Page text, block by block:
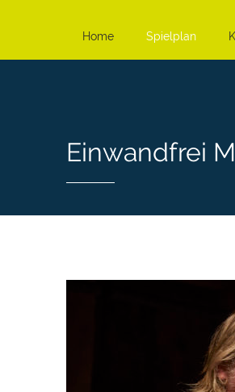
Home Spielplan
Einwandfrei